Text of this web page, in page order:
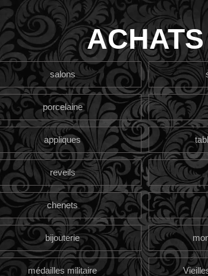
ACHATS
salons
porcelaine
appliques
reveils
chenets
bijouterie
médailles militaire